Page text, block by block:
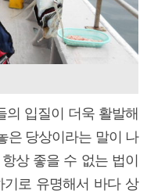
의 입질이 더욱 활발해
은 당상이라는 말이 나
상 좋을 수 없는 법이
로 유명해서 바다 상